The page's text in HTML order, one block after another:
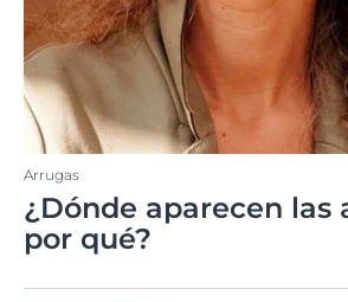
Arrugas
¿Dónde aparecen las
por qué?